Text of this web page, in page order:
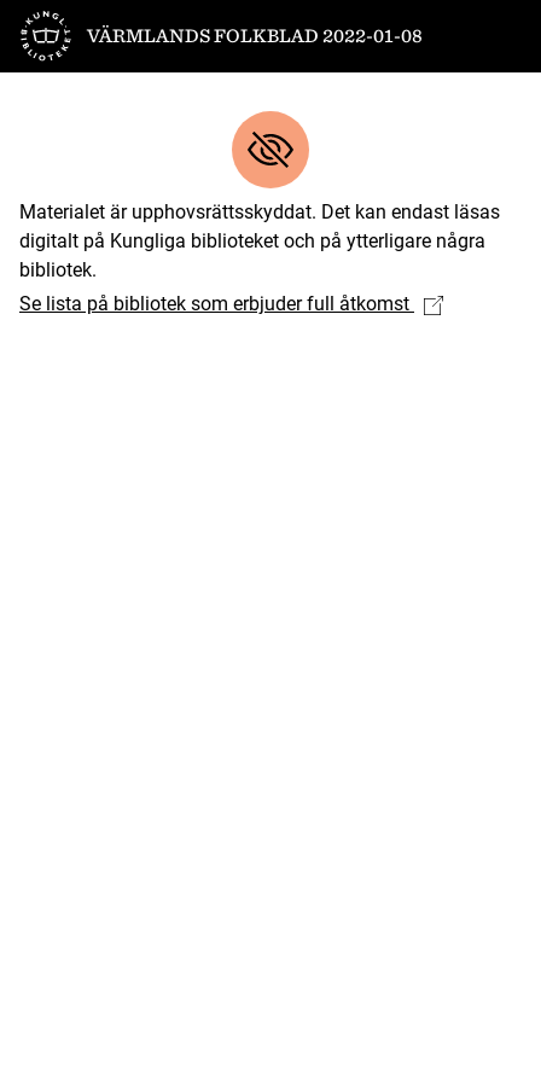
Till startsidan
VÄRMLANDS FOLKBLAD 2022-01-08
Materialet är upphovsrättsskyddat. Det kan endast läsas
digitalt på Kungliga biblioteket och på ytterligare några
bibliotek.
Se lista på bibliotek som erbjuder full åtkomst